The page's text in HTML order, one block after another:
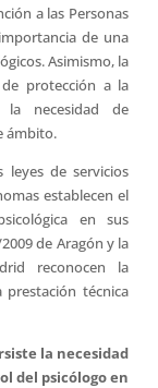
a las Personas
de una
Asimismo, la
protección a la
la necesidad de
ámbito.
leyes de servicios
establecen el
en sus
de Aragón y la
reconocen la
técnica
la necesidad
del psicólogo en